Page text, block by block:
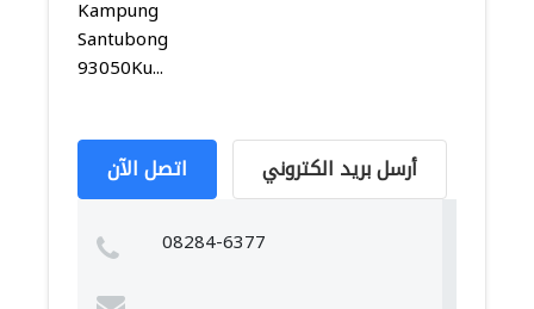
Kampung
Santubong
93050Ku...
اتصل الآن أرسل بريد الكتروني
08284-6377